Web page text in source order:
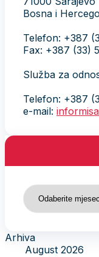
Bosna i
Telefon: +387
Fax: +387 (33)
Služba za
Telefon: +387
e-mail:
Arhiva
Arhiva
August 2026